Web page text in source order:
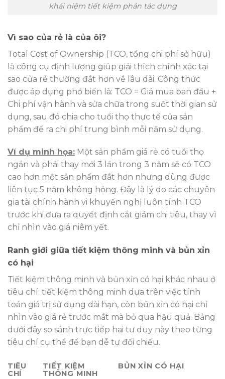
khái niệm tiết kiệm phản tác dụng
Vì sao của rẻ là của ôi?
Total Cost of Ownership (TCO, tổng chi phí sở hữu)
là công cụ định lượng giúp giải thích chính xác tại
sao của rẻ thường đắt hơn về lâu dài. Công thức
được áp dụng phổ biến là: TCO = Giá mua ban đầu +
Chi phí vận hành và sửa chữa trong suốt thời gian sử
dụng, sau đó chia cho tuổi thọ thực tế của sản
phẩm để ra chi phí trung bình mỗi năm sử dụng.
Ví dụ minh họa: Một sản phẩm giá rẻ có tuổi thọ
ngắn và phải thay mới 3 lần trong 3 năm sẽ có TCO
cao hơn một sản phẩm đắt hơn nhưng dùng được
liên tục 5 năm không hỏng. Đây là lý do các chuyên
gia tài chính hành vi khuyến nghị luôn tính TCO
trước khi đưa ra quyết định cắt giảm chi tiêu, thay vì
chỉ nhìn vào giá niêm yết.
Ranh giới giữa tiết kiệm thông minh và bủn xỉn
có hại
Tiết kiệm thông minh và bủn xỉn có hại khác nhau ở
tiêu chí: tiết kiệm thông minh dựa trên việc tính
toán giá trị sử dụng dài hạn, còn bủn xỉn có hại chỉ
nhìn vào giá rẻ trước mắt mà bỏ qua hậu quả. Bảng
dưới đây so sánh trực tiếp hai tư duy này theo từng
tiêu chí cụ thể để bạn dễ tự đối chiếu.
TIÊU
CHÍ
TIẾT KIỆM
THÔNG MINH
BỦN XỈN CÓ HẠI